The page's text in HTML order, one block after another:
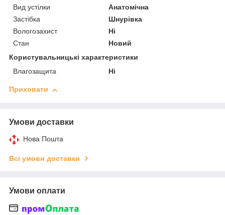
Вид устілки
Анатомічна
Застібка
Шнурівка
Вологозахист
Ні
Стан
Новий
Користувальницькі характеристики
Влагозащита
Ні
Приховати
Умови доставки
Нова Пошта
Всі умови доставки
Умови оплати